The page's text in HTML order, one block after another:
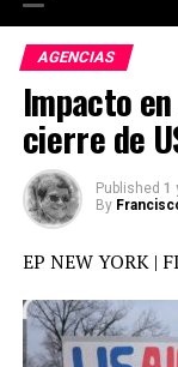
AGENCIAS
Impacto
cierre de
Published 1
By
EP NEW YORK |